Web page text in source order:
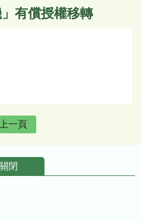
」有償授權移轉
一頁
關閉